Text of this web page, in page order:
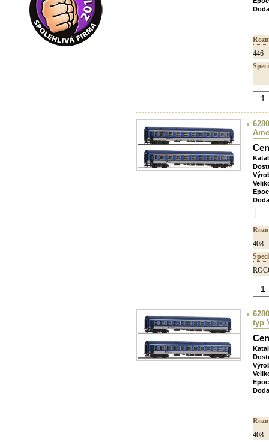
446
408
typ
408